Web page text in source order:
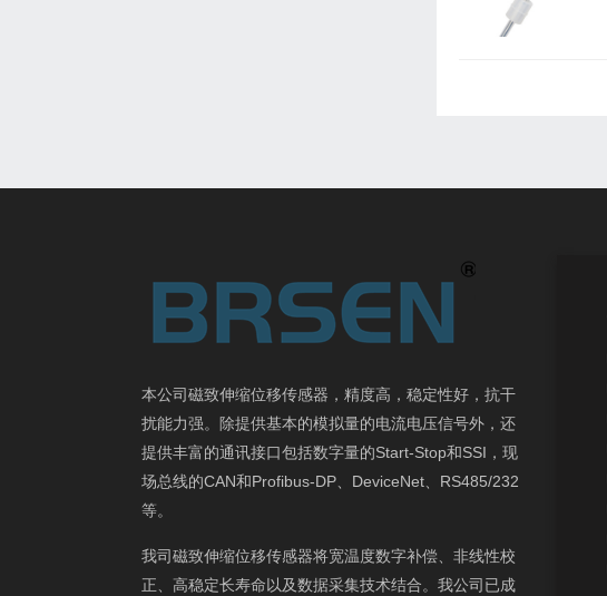
本公司磁致伸缩位移传感器，精度高，稳定性好，抗干
扰能力强。除提供基本的模拟量的电流电压信号外，还
提供丰富的通讯接口包括数字量的Start-Stop和SSI，现
场总线的CAN和Profibus-DP、DeviceNet、RS485/232
等。
我司磁致伸缩位移传感器将宽温度数字补偿、非线性校
正、高稳定长寿命以及数据采集技术结合。我公司已成